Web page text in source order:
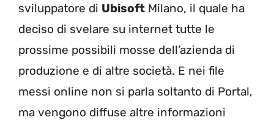
sviluppatore di Ubisoft Milano, il quale ha
deciso di svelare su internet tutte le
prossime possibili mosse dell’azienda di
produzione e di altre società. E nei file
messi online non si parla soltanto di Portal,
ma vengono diffuse altre informazioni